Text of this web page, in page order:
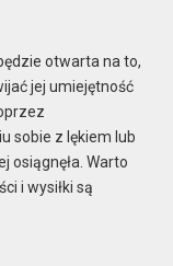
otwarta na to,
jej umiejętność
sobie z lękiem lub
osiągnęła. Warto
i wysiłki są